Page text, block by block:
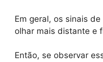
Em geral, os sinais
olhar mais distante e
Então, se observar